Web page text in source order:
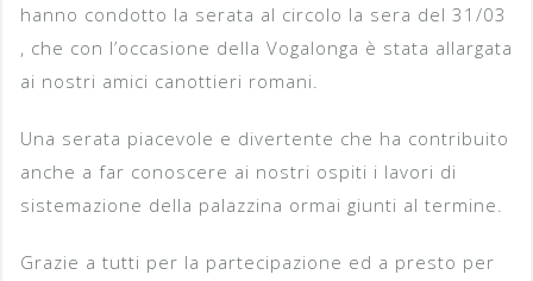
hanno condotto la serata al circolo la sera del 31/03
, che con l’occasione della Vogalonga è stata allargata
ai nostri amici canottieri romani.
Una serata piacevole e divertente che ha contribuito
anche a far conoscere ai nostri ospiti i lavori di
sistemazione della palazzina ormai giunti al termine.
Grazie a tutti per la partecipazione ed a presto per